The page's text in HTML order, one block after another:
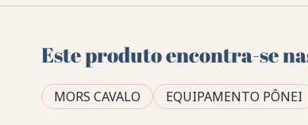
Este produto encontra-se
MORS CAVALO EQUIPAMENTO PÔNEI